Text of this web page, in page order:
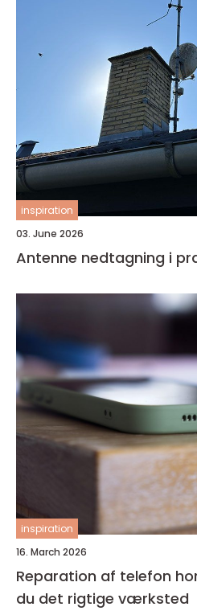
inspiration
03. June 2026
Antenne nedtagning i
inspiration
16. March 2026
Reparation af telefon horsens
du det rigtige værksted